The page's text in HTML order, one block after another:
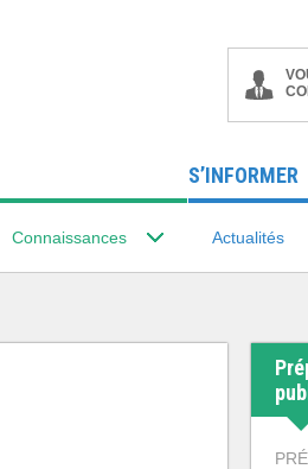
Connaissances
S’INFORMER
Actualités